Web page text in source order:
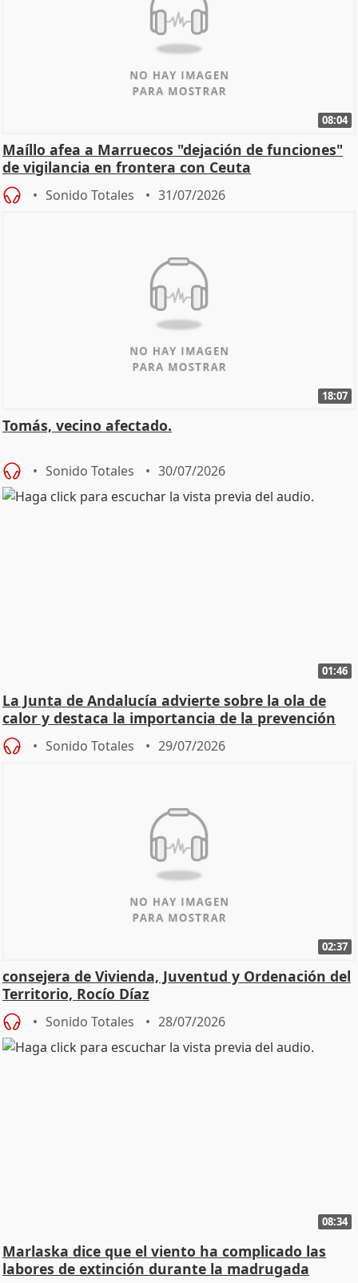
08:04
Maíllo afea a Marruecos "dejación de funciones"
de vigilancia en frontera con Ceuta
Sonido Totales 31/07/2026
18:07
Tomás, vecino afectado.
Sonido Totales 30/07/2026
01:46
La Junta de Andalucía advierte sobre la ola de
calor y destaca la importancia de la prevención
Sonido Totales 29/07/2026
02:37
consejera de Vivienda, Juventud y Ordenación del
Territorio, Rocío Díaz
Sonido Totales 28/07/2026
08:34
Marlaska dice que el viento ha complicado las
labores de extinción durante la madrugada